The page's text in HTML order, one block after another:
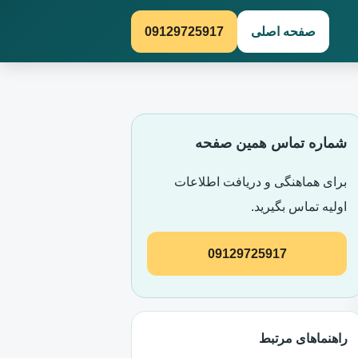
صفحه اصلی 09129725917
شماره تماس همین صفحه
برای هماهنگی و دریافت اطلاعات
اولیه تماس بگیرید.
09129725917
راهنماهای مرتبط